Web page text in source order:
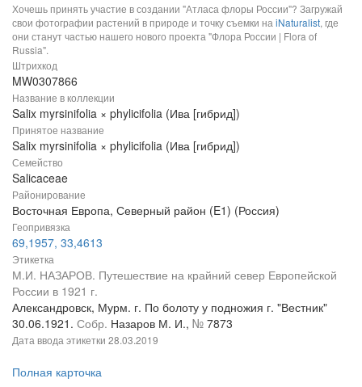
Хочешь принять участие в создании "Атласа флоры России"? Загружай
свои фотографии растений в природе и точку съемки наiNaturalist, где
они станут частью нашего нового проекта "Флора России | Flora of
Russia".
Штрихкод
MW0307866
Название в коллекции
Salix myrsinifolia × phylicifolia (Ива [гибрид])
Принятое название
Salix myrsinifolia × phylicifolia (Ива [гибрид])
Семейство
Salicaceae
Районирование
Восточная Европа, Северный район (E1) (Россия)
Геопривязка
69,1957, 33,4613
Этикетка
М.И. НАЗАРОВ. Путешествие на крайний север Европейской
России в 1921 г.
Александровск, Мурм. г. По болоту у подножия г. "Вестник"
30.06.1921. Собр. Назаров М. И., № 7873
Дата ввода этикетки 28.03.2019
Полная карточка